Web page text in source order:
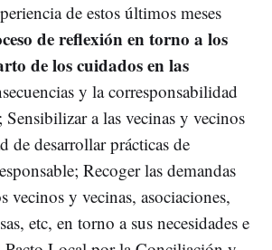
de estos últimos meses
de reflexión en torno a los
de los cuidados en las
y la corresponsabilidad
a las vecinas y vecinos
de desarrollar prácticas de
Recoger las demandas
vecinos y vecinas, asociaciones,
etc, en torno a sus necesidades e